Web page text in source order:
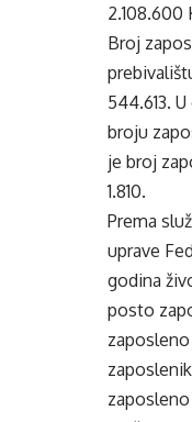
2.108.600
Broj
544.613.
broju
je broj
1.810.
Prema
uprave
godina
posto